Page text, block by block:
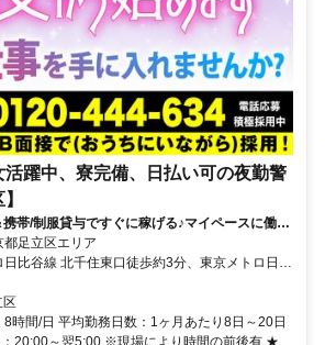
躍中、寮完備、日払い可の夜勤警
帯/制服貸与ですぐに稼げる♪マイペースに働け
足立区エリア
日比谷線 北千住東口徒歩約3分、東京メトロ日比
3分、東京メトロ日比谷線 北千住東口徒歩約3
(西新井大師西駅、堀切駅、見沼代親水公園
)
区
時間/日 平均勤務日数：1ヶ月あたり8日～20日
：20:00～翌5:00 ※現場により時間の前後有 ★